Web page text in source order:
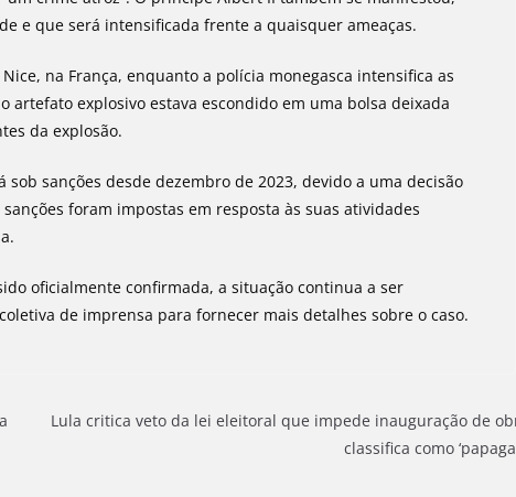
e que será intensificada frente a quaisquer ameaças.
na França, enquanto a polícia monegasca intensifica as
artefato explosivo estava escondido em uma bolsa deixada
da explosão.
sanções desde dezembro de 2023, devido a uma decisão
foram impostas em resposta às suas atividades
oficialmente confirmada, a situação continua a ser
de imprensa para fornecer mais detalhes sobre o caso.
Lula critica veto da lei eleitoral que impede inauguração de
classifica como